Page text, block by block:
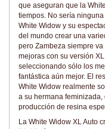
que aseguran que la
tiempos. No sería
White Widow y su
del mundo crear una
pero Zambeza siempre
mejoras con su versión
seleccionando sólo los
fantástica aún mejor. El
White Widow realmente
a su hermana
producción de resina
La White Widow XL Auto